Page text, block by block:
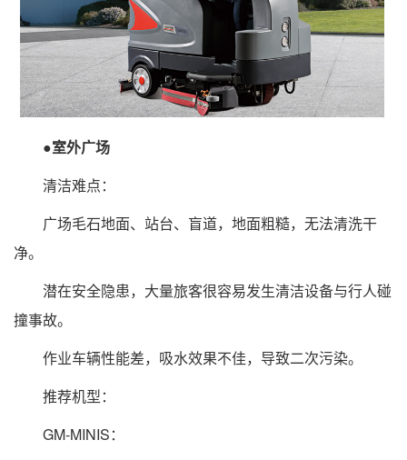
●室外广场
清洁难点：
广场毛石地面、站台、盲道，地面粗糙，无法清洗干
净。
潜在安全隐患，大量旅客很容易发生清洁设备与行人碰
撞事故。
作业车辆性能差，吸水效果不佳，导致二次污染。
推荐机型：
GM-MINIS：